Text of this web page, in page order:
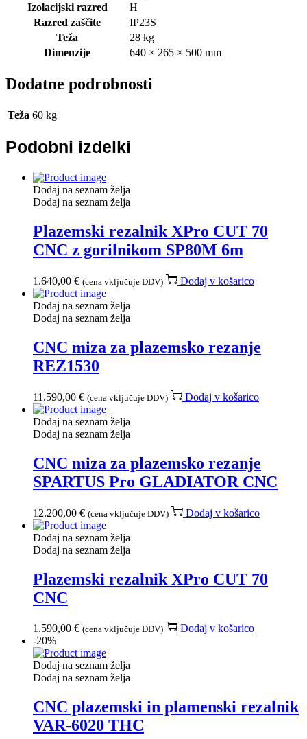
Izolacijski razred
H
Razred zaščite
IP23S
Teža
28 kg
Dimenzije
640 × 265 × 500 mm
Dodatne podrobnosti
Teža 60 kg
Podobni izdelki
Dodaj na seznam želja
Dodaj na seznam želja
Plazemski rezalnik XPro CUT 70
CNC z gorilnikom SP80M 6m
1.640,00 € (cena vključuje DDV) Dodaj v košarico
Dodaj na seznam želja
Dodaj na seznam želja
CNC miza za plazemsko rezanje
REZ1530
11.590,00 € (cena vključuje DDV) Dodaj v košarico
Dodaj na seznam želja
Dodaj na seznam želja
CNC miza za plazemsko rezanje
SPARTUS Pro GLADIATOR CNC
12.200,00 € (cena vključuje DDV) Dodaj v košarico
Dodaj na seznam želja
Dodaj na seznam želja
Plazemski rezalnik XPro CUT 70
CNC
1.590,00 € (cena vključuje DDV)
Dodaj v košarico
-20%
Dodaj na seznam želja
Dodaj na seznam želja
CNC plazemski in plamenski rezalnik
VAR-6020 THC